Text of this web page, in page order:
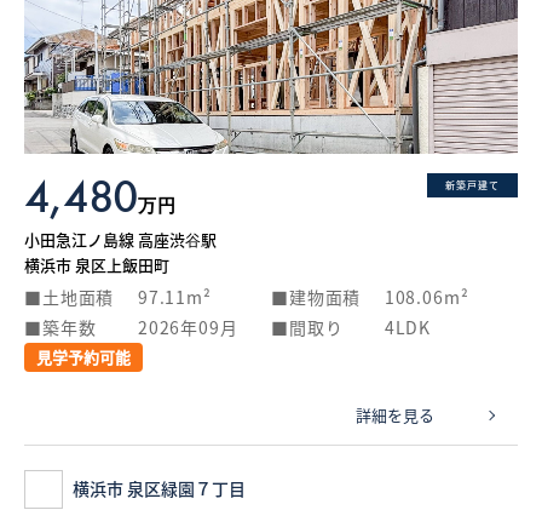
新築戸建て
4,480万円
小田急江ノ島線 高座渋谷駅
横浜市 泉区上飯田町
土地面積 97.11m² 建物面積
108.06m²
築年数
2026年09月 間取り 4LDK
見学予約可能
詳細を見る
横浜市 泉区緑園７丁目